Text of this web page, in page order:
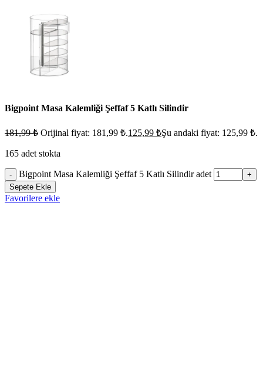
Bigpoint Masa Kalemliği Şeffaf 5 Katlı Silindir
181,99₺ Orijinal fiyat: 181,99 ₺.125,99 ₺Şu andaki fiyat: 125,99 ₺.
165 adet stokta
- Bigpoint Masa Kalemliği Şeffaf 5 Katlı Silindir adet
+
Sepete Ekle
Favorilere ekle